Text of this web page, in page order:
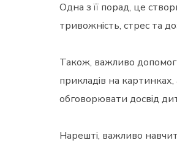
Одна з її порад, це
тривожність, стрес та
Також, важливо
прикладів на
обговорювати досвід
Нарешті, важливо